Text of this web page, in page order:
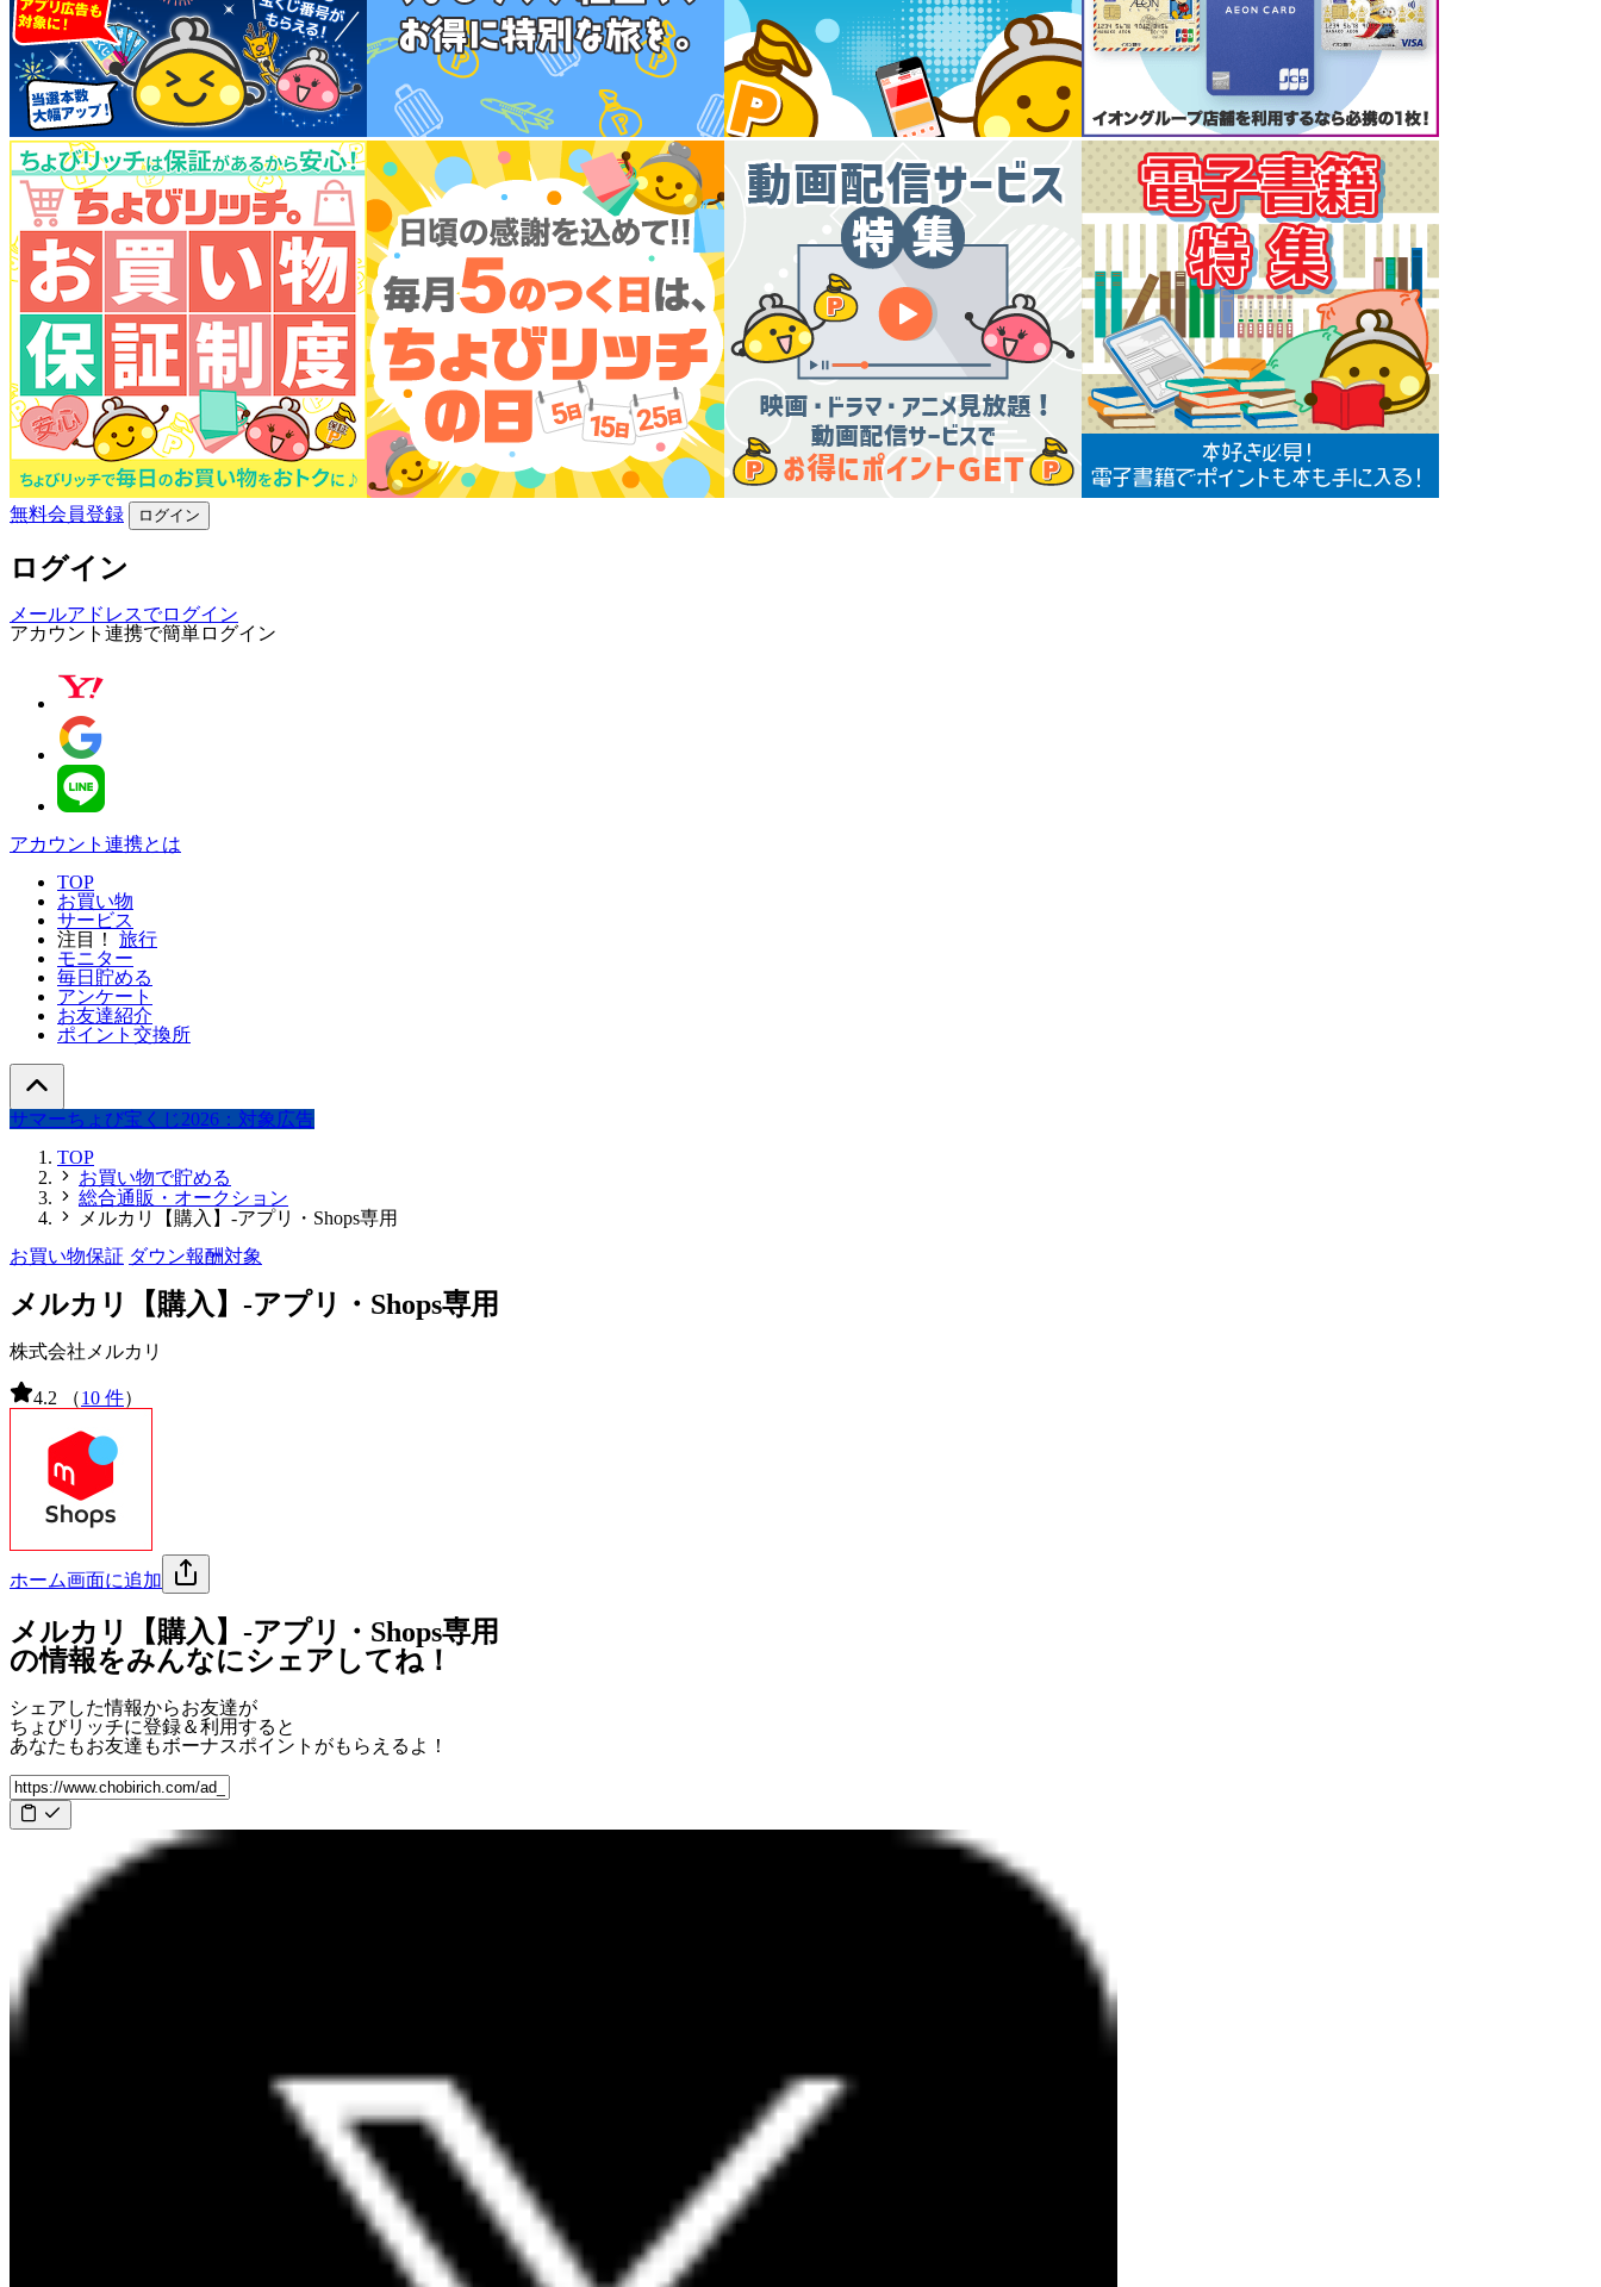
無料会員登録 ログイン
ログイン
メールアドレスでログイン
アカウント連携で簡単ログイン
アカウント連携とは
TOP
お買い物
サービス
注目！
旅行
モニター
毎日貯める
アンケート
お友達紹介
ポイント交換所
サマーちょび宝くじ2026：対象広告
TOP
お買い物で貯める
総合通販・オークション
メルカリ【購入】-アプリ・Shops専用
お買い物保証 ダウン報酬対象
メルカリ【購入】-アプリ・Shops専用
株式会社メルカリ
4.2 （10 件）
ホーム画面に追加
メルカリ【購入】-アプリ・Shops専用
の情報をみんなにシェアしてね！
シェアした情報からお友達が
ちょびリッチに登録＆利用すると
あなたもお友達もボーナスポイント がもらえるよ！